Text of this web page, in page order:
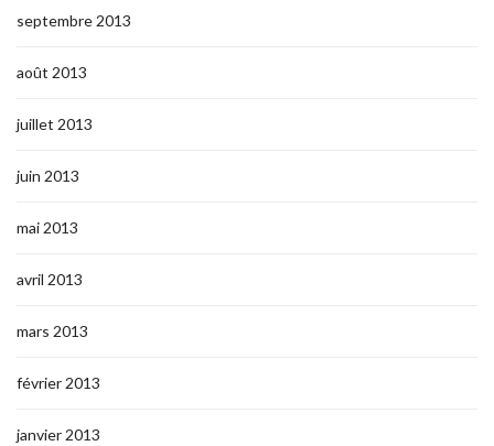
septembre 2013
août 2013
juillet 2013
juin 2013
mai 2013
avril 2013
mars 2013
février 2013
janvier 2013